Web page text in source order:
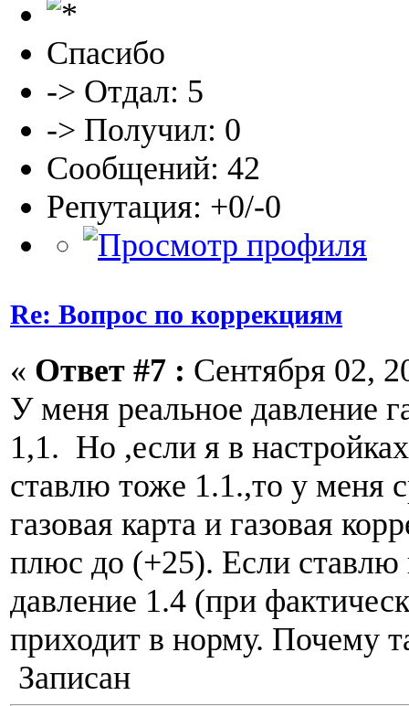
Спасибо
-> Отдал: 5
-> Получил: 0
Сообщений: 42
Репутация: +0/-0
Re: Вопрос по коррекциям
« Ответ #7 : Сентября 02,
У меня реальное давление
1,1. Но ,если я в
ставлю тоже 1.1.,то у меня
газовая карта и газовая
плюс до (+25). Если ставлю
давление 1.4 (при
приходит в норму. Почему
Записан